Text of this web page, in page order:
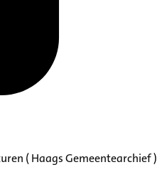
( Haags Gemeentearchief )